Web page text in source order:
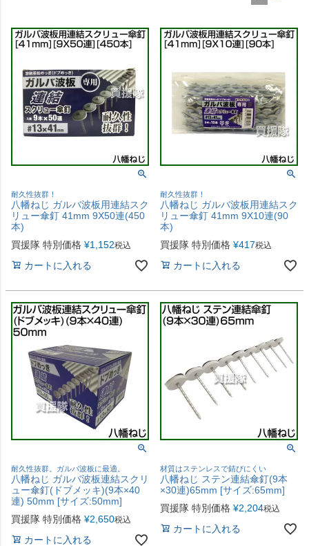
耐久性抜群！
八幡ねじ ガルバ波板用連結スク
リュー傘釘 41mm 9X50連(450
本)
買援隊 特別価格 ¥1,152税込
カートに入れる
耐久性抜群！
八幡ねじ ガルバ波板用連結スク
リュー傘釘 41mm 9X10連(90
本)
買援隊 特別価格 ¥417税込
カートに入れる
耐久性抜群。ガルバ波板に最適。
八幡ねじ ガルバ波板連結スクリ
ュー傘釘(ドブメッキ)(9本×40
連) 50mm [サイズ:50mm]
買援隊 特別価格 ¥2,650税込
カートに入れる
材質はステンレスで錆びにくい
八幡ねじ ステン連結傘釘(9本
×30連)65mm [サイズ:65mm]
買援隊 特別価格 ¥2,204税込
カートに入れる